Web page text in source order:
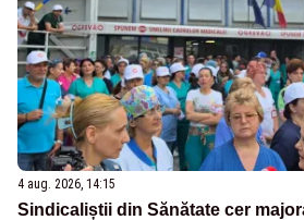
4 aug. 2026, 14:15
Sindicaliștii din Sănătate cer